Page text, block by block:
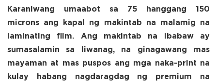
Karaniwang umaabot sa 75 hanggang 150
microns ang kapal ng makintab na malamig na
laminating film. Ang makintab na ibabaw ay
sumasalamin sa liwanag, na ginagawang mas
mayaman at mas puspos ang mga naka-print na
kulay habang nagdaragdag ng premium na